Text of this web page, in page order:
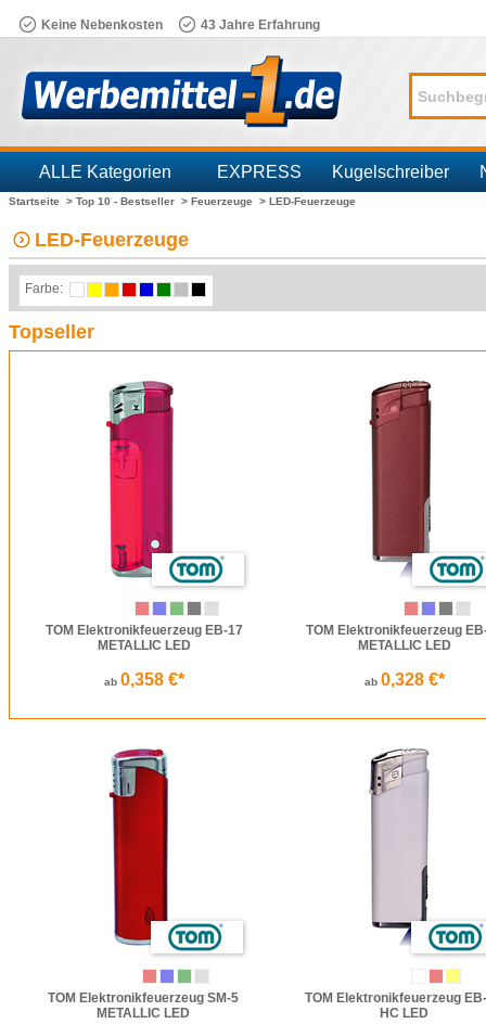
Keine Nebenkosten 43 Jahre Erfahrung
ALLE Kategorien EXPRESS Kugelschreiber
Startseite > Top 10 - Bestseller > Feuerzeuge > LED-Feuerzeuge
LED-Feuerzeuge
Farbe:
Topseller
TOM Elektronikfeuerzeug EB-17
METALLIC LED
ab 0,358 €*
TOM Elektronikfeuerzeug
METALLIC LED
ab 0,328 €*
TOM Elektronikfeuerzeug SM-5
METALLIC LED
TOM Elektronikfeuerzeug
HC LED